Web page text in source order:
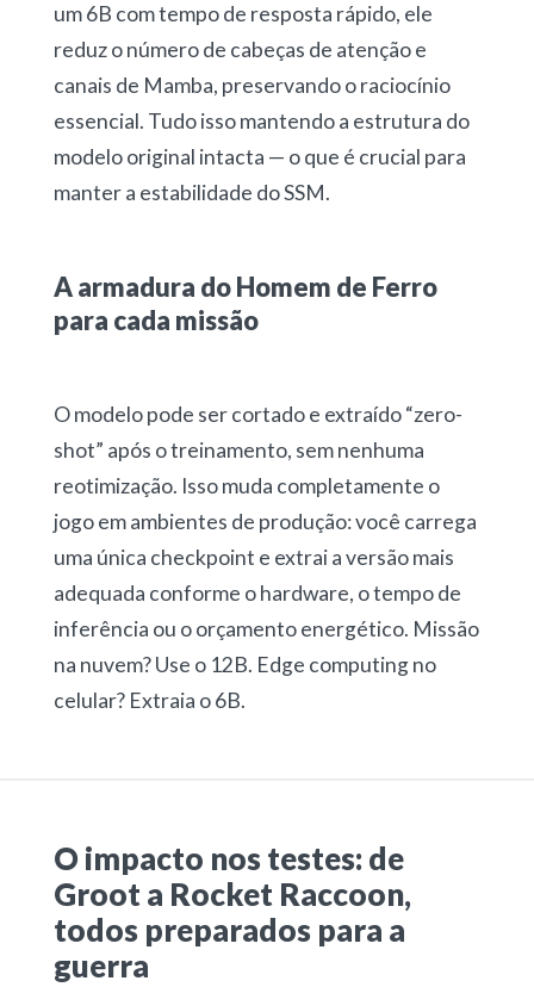
um 6B com tempo de resposta rápido, ele
reduz o número de cabeças de atenção e
canais de Mamba, preservando o raciocínio
essencial. Tudo isso mantendo a estrutura do
modelo original intacta — o que é crucial para
manter a estabilidade do SSM.
A armadura do Homem de Ferro
para cada missão
O modelo pode ser cortado e extraído “zero-
shot” após o treinamento, sem nenhuma
reotimização. Isso muda completamente o
jogo em ambientes de produção: você carrega
uma única checkpoint e extrai a versão mais
adequada conforme o hardware, o tempo de
inferência ou o orçamento energético. Missão
na nuvem? Use o 12B. Edge computing no
celular? Extraia o 6B.
O impacto nos testes: de
Groot a Rocket Raccoon,
todos preparados para a
guerra